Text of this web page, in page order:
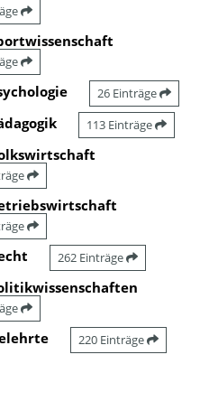
26 Einträge
113 Einträge
262 Einträge
220 Einträge